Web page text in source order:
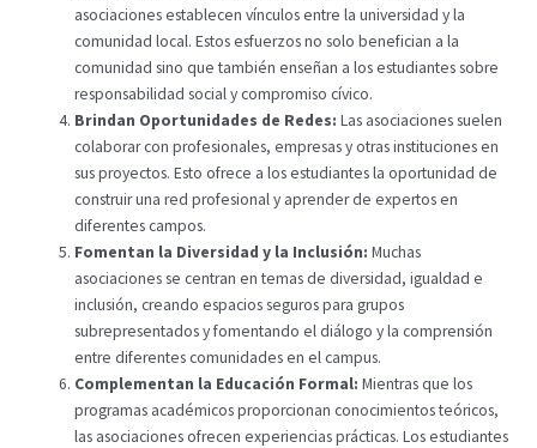
asociaciones establecen vínculos entre la universidad y la
comunidad local. Estos esfuerzos no solo benefician a la
comunidad sino que también enseñan a los estudiantes sobre
responsabilidad social y compromiso cívico.
Brindan Oportunidades de Redes: Las asociaciones suelen
colaborar con profesionales, empresas y otras instituciones en
sus proyectos. Esto ofrece a los estudiantes la oportunidad de
construir una red profesional y aprender de expertos en
diferentes campos.
Fomentan la Diversidad y la Inclusión: Muchas
asociaciones se centran en temas de diversidad, igualdad e
inclusión, creando espacios seguros para grupos
subrepresentados y fomentando el diálogo y la comprensión
entre diferentes comunidades en el campus.
Complementan la Educación Formal: Mientras que los
programas académicos proporcionan conocimientos teóricos,
las asociaciones ofrecen experiencias prácticas. Los estudiantes